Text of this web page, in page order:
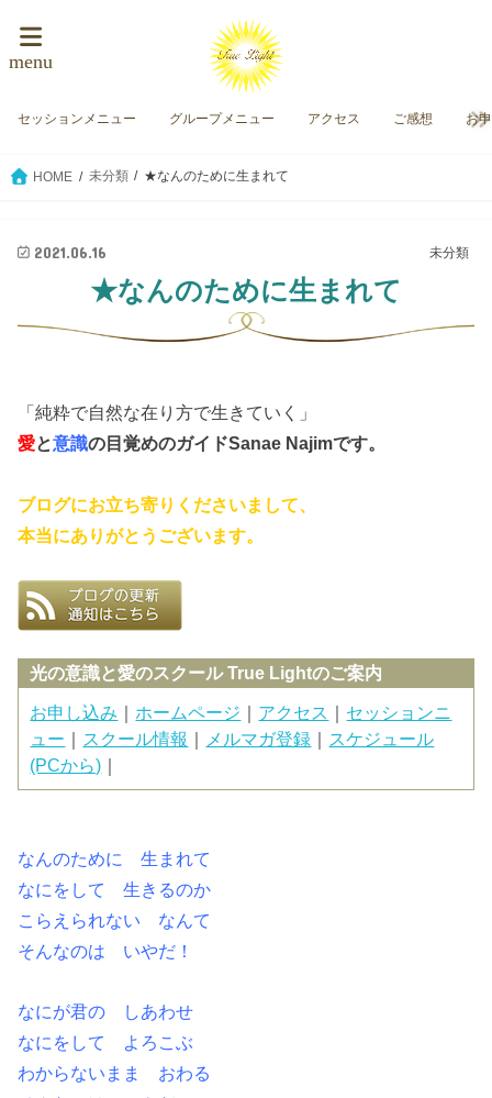
menu
セッションメニュー グループメニュー アクセス ご感想 お
HOME 未分類 ★なんのために生まれて
未分類
2021.06.16
★なんのために生まれて
「純粋で自然な在り方で生きていく」
愛と意識の目覚めのガイドSanae Najimです。
ブログにお立ち寄りくださいまして、
本当にありがとうございます。
光の意識と愛のスクール True Lightのご案内
お申し込み ｜ ホームページ ｜ アクセス ｜ セッションニ
ュー ｜ スクール情報 ｜ メルマガ登録 ｜ スケジュール
(PCから) ｜
なんのために 生まれて
なにをして 生きるのか
こらえられない なんて
そんなのは いやだ！
なにが君の しあわせ
なにをして よろこぶ
わからないまま おわる